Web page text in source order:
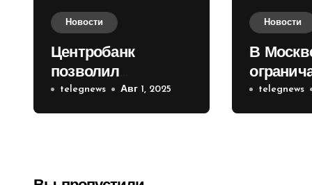
Новости
Центробанк
позволил
инвесторам из
враждебных
telegnews Авг 1, 2025
Новости
В
telegnews